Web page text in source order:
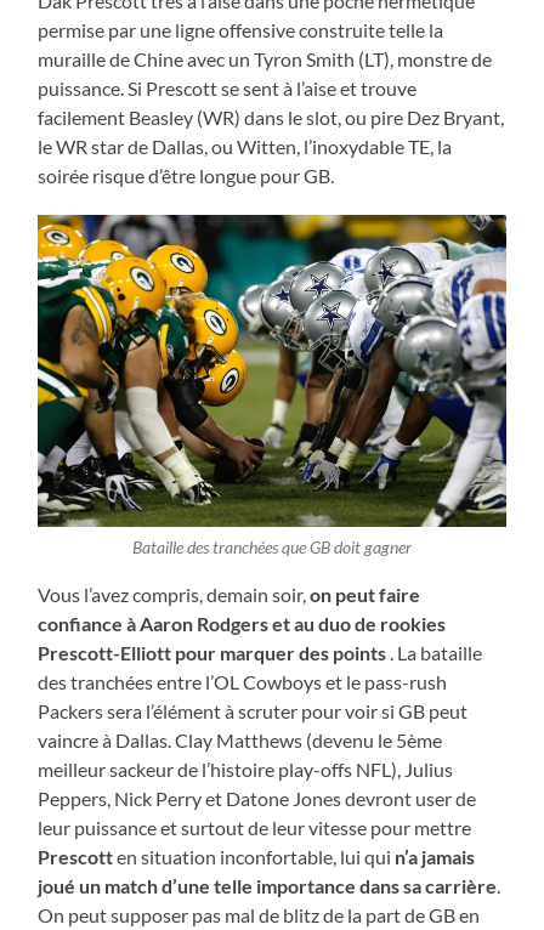
permise par une ligne offensive construite telle la
muraille de Chine avec un Tyron Smith (LT), monstre de
puissance. Si Prescott se sent à l’aise et trouve
facilement Beasley (WR) dans le slot, ou pire Dez Bryant,
le WR star de Dallas, ou Witten, l’inoxydable TE, la
soirée risque d’être longue pour GB.
Bataille des tranchées que GB doit gagner
Vous l’avez compris, demain soir,on peut faire
confiance à Aaron Rodgers et au duo de rookies
Prescott-Elliott pour marquer des points. La bataille
des tranchées entre l’OL Cowboys et le pass-rush
Packers sera l’élément à scruter pour voir si GB peut
vaincre à Dallas. Clay Matthews (devenu le 5ème
meilleur sackeur de l’histoire play-offs NFL), Julius
Peppers, Nick Perry et Datone Jones devront user de
leur puissance et surtout de leur vitesse pour mettre
Prescotten situation inconfortable, lui qui n’a jamais
joué un match d’une telle importance dans sa carrière.
On peut supposer pas mal de blitz de la part de GB en